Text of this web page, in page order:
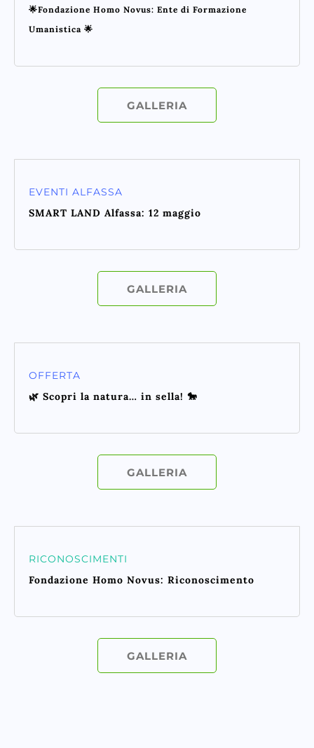
🌟Fondazione Homo Novus: Ente di Formazione
Umanistica 🌟
GALLERIA
EVENTI ALFASSA
SMART LAND Alfassa: 12 maggio
GALLERIA
OFFERTA
🌿 Scopri la natura… in sella! 🐎
GALLERIA
RICONOSCIMENTI
Fondazione Homo Novus: Riconoscimento
GALLERIA